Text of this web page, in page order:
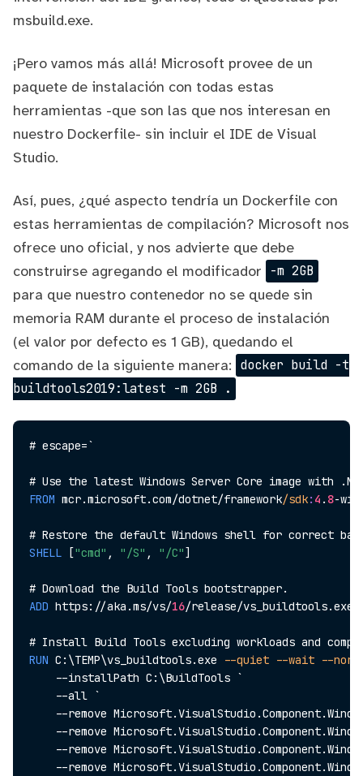
msbuild.exe.
¡Pero vamos más allá! Microsoft provee de un
paquete de instalación con todas estas
herramientas -que son las que nos interesan en
nuestro Dockerfile- sin incluir el IDE de Visual
Studio.
Así, pues, ¿qué aspecto tendría un Dockerfile con
estas herramientas de compilación? Microsoft nos
ofrece uno oficial, y nos advierte que debe
construirse agregando el modificador
-m 2GB
para que nuestro contenedor no se quede sin
memoria RAM durante el proceso de instalación
(el valor por defecto es 1 GB), quedando el
comando de la siguiente manera: docker build -t
buildtools2019:latest -m 2GB .
# escape=`
FROM mcr.microsoft.com/dotnet/framework/sdk: 4 . 8-
SHELL ["cmd" , "/S" , "/C"]
ADD https://aka.ms/vs/16/release/vs_buildtools.exe
RUN C:\TEMP\vs_buildtools.exe --quiet --wait --
    --installPath C:\BuildTools `
    --all `
--remove
--remove
--remove
--remove